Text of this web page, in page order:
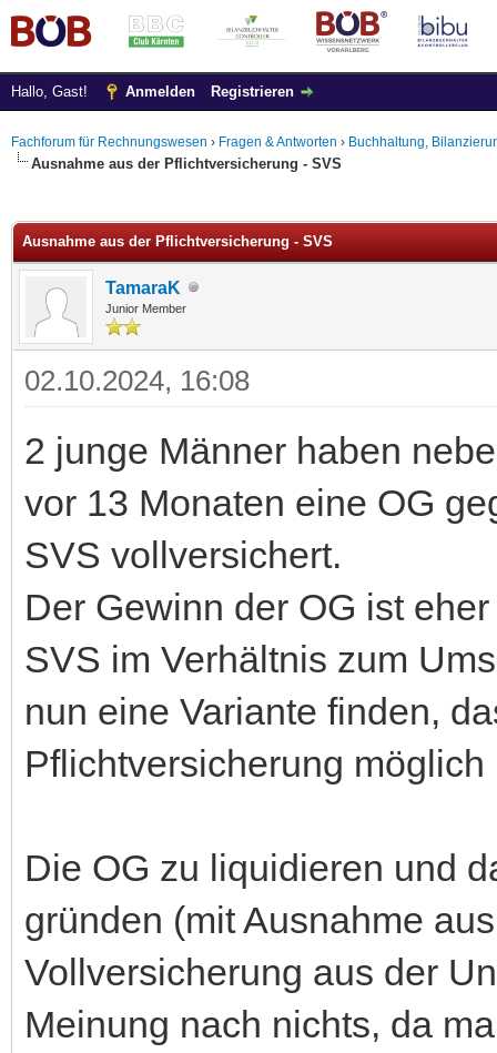
Hallo, Gast! Anmelden Registrieren
Fachforum für Rechnungswesen › Fragen & Antworten › Buchhaltung,
Ausnahme aus der Pflichtversicherung - SVS
Ausnahme aus der Pflichtversicherung - SVS
TamaraK
Junior Member
02.10.2024, 16:08
2 junge Männer haben
vor 13 Monaten eine OG
SVS vollversichert.
Der Gewinn der OG ist
SVS im Verhältnis zum
nun eine Variante finden,
Pflichtversicherung
Die OG zu liquidieren und
gründen (mit Ausnahme
Vollversicherung aus der
Meinung nach nichts, da